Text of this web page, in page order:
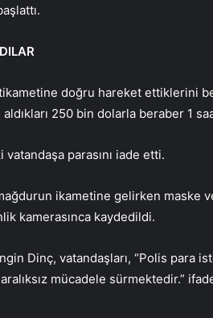
doğru hareket ettiklerini
aldıkları 250 bin dolarla beraber 1
parasını iade etti.
ikametine gelirken maske
kamerasınca kaydedildi.
Dinç, vatandaşları, “Polis para
mücadele sürmektedir.”